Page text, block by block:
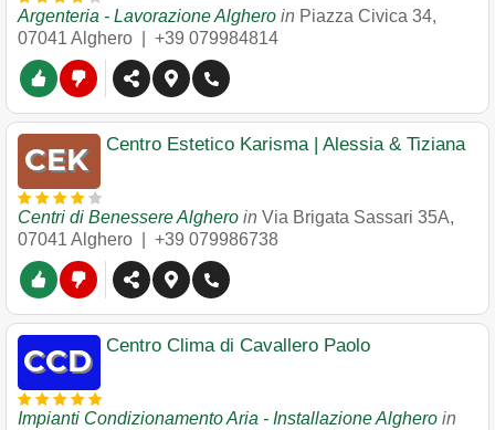
Argenteria - Lavorazione Alghero in Piazza Civica 34,
07041 Alghero +39 079984814
Centro Estetico Karisma | Alessia & Tiziana
Centri di Benessere Alghero in Via Brigata Sassari 35A,
07041 Alghero +39 079986738
Centro Clima di Cavallero Paolo
Impianti Condizionamento Aria - Installazione Alghero in